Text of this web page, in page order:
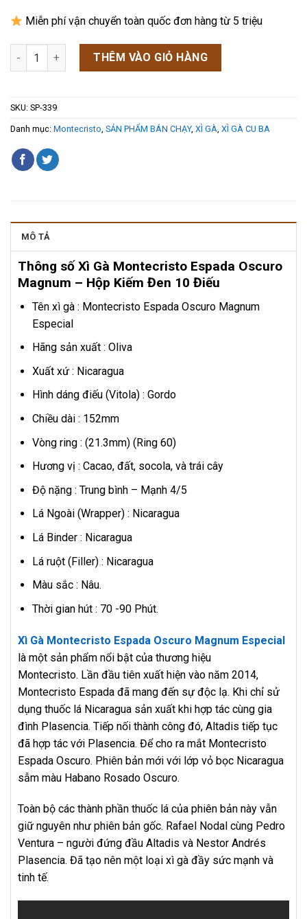
Miễn phí vận chuyển toàn quốc đơn hàng từ 5 triệu
Xì Gà Montecristo Espada Oscuro Magnum - Hộp Kiếm Đen
THÊM VÀO GIỎ HÀNG
SKU: SP-339
Danh mục: Montecristo, SẢN PHẨM BÁN CHẠY, XÌ GÀ, XÌ GÀ CU BA
MÔ TẢ
Thông số Xì Gà Montecristo Espada Oscuro
Magnum – Hộp Kiếm Đen 10 Điếu
Tên xì gà : Montecristo Espada Oscuro Magnum
Especial
Hãng sản xuất : Oliva
Xuất xứ : Nicaragua
Hình dáng điếu (Vitola) : Gordo
Chiều dài : 152mm
Vòng ring : (21.3mm) (Ring 60)
Hương vị : Cacao, đất, socola, và trái cây
Độ nặng : Trung bình – Mạnh 4/5
Lá Ngoài (Wrapper) : Nicaragua
Lá Binder : Nicaragua
Lá ruột (Filler) : Nicaragua
Màu sắc : Nâu.
Thời gian hút : 70 -90 Phút.
Xì Gà Montecristo Espada Oscuro Magnum Especial
là một sản phẩm nổi bật của thương hiệu
Montecristo. Lần đầu tiên xuất hiện vào năm 2014,
Montecristo Espada đã mang đến sự độc lạ. Khi chỉ sử
dụng thuốc lá Nicaragua sản xuất khi hợp tác cùng gia
đình Plasencia. Tiếp nối thành công đó, Altadis tiếp tục
đã hợp tác với Plasencia. Để cho ra mắt Montecristo
Espada Oscuro. Phiên bản mới với lớp vỏ bọc Nicaragua
sẫm màu Habano Rosado Oscuro.
Toàn bộ các thành phần thuốc lá của phiên bản này vẫn
giữ nguyên như phiên bản gốc. Rafael Nodal cùng Pedro
Ventura – người đứng đầu Altadis và Nestor Andrés
Plasencia. Đã tạo nên một loại xì gà đầy sức mạnh và
tinh tế.